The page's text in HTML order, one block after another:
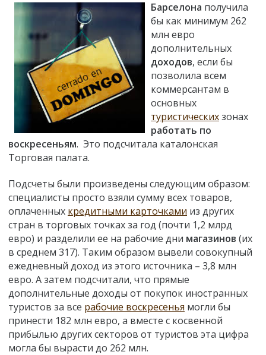
Барселона получила
бы как минимум 262
млн евро
дополнительных
доходов, если бы
позволила всем
коммерсантам в
основных
туристическихзонах
работать по
воскресеньям. Это подсчитала каталонская
Торговая палата.
Подсчеты были произведены следующим образом:
специалисты просто взяли сумму всех товаров,
оплаченных кредитными карточками из других
стран в торговых точках за год (почти 1,2 млрд
евро) и разделили ее на рабочие дни магазинов (их
в среднем 317). Таким образом вывели совокупный
ежедневный доход из этого источника – 3,8 млн
евро. А затем подсчитали, что прямые
дополнительные доходы от покупок иностранных
туристов за все рабочие воскресенья могли бы
принести 182 млн евро, а вместе с косвенной
прибылью других секторов от туристов эта цифра
могла бы вырасти до 262 млн.